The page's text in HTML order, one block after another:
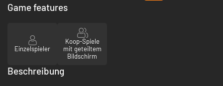
Game features
Einzelspieler
Koop-Spiele
mit geteiltem
Bildschirm
Beschreibung